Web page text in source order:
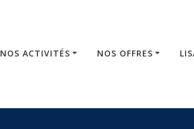
NOS ACTIVITÉS NOS OFFRES